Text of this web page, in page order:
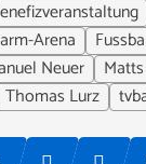
Arena
Neuer
Thomas Lurz